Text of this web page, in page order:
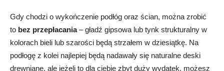
Gdy chodzi o wykończenie podłóg oraz ścian, można zrobić
to bez przepłacania– gładź gipsowa lub tynk strukturalny w
kolorach bieli lub szarości będą strzałem w dziesiątkę. Na
podłogę z kolei najlepiej będą nadawały się naturalne deski
drewniane, ale jeżeli to dla ciebie zbyt duży wydatek, możesz